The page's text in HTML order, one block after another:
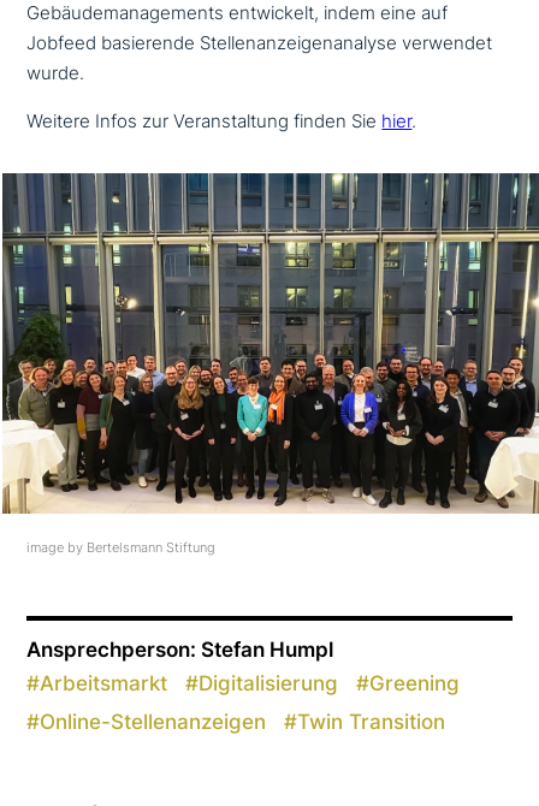
Gebäudemanagements ent­wickelt, indem eine auf
Jobfeed basie­ren­de Stellenanzeigenanalyse verwendet
wurde.
Weitere Infos zur Veranstaltung finden Sie hier.
image by Bertelsmann Stiftung
Ansprechperson: Stefan Humpl
#Arbeitsmarkt #Digitalisierung #Greening
#Online-Stellenanzeigen #Twin Transition